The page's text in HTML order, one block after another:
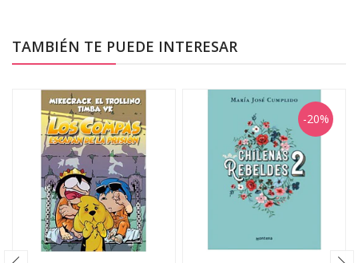
TAMBIÉN TE PUEDE INTERESAR
-20%